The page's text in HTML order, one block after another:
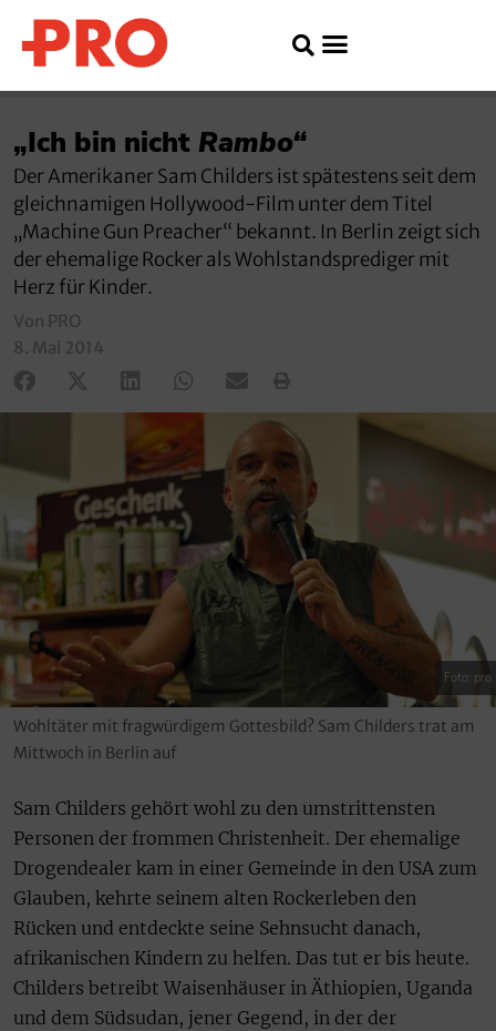
„Ich bin nicht Rambo“
Der Amerikaner Sam Childers ist spätestens seit dem
gleichnamigen Hollywood-Film unter dem Titel
„Machine Gun Preacher“ bekannt. In Berlin zeigt sich
der ehemalige Rocker als Wohlstandsprediger mit
Herz für Kinder.
Von PRO
8. Mai 2014
Foto: pro
Wohltäter mit fragwürdigem Gottesbild? Sam Childers trat am
Mittwoch in Berlin auf
Sam Childers gehört wohl zu den umstrittensten
Personen der frommen Christenheit. Der ehemalige
Drogendealer kam in einer Gemeinde in den USA zum
Glauben, kehrte seinem alten Rockerleben den
Rücken und entdeckte seine Sehnsucht danach,
afrikanischen Kindern zu helfen. Das tut er bis heute.
Childers betreibt Waisenhäuser in Äthiopien, Uganda
und dem Südsudan, jener Gegend, in der der